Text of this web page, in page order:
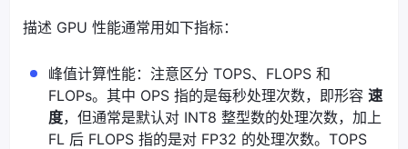
描述 GPU 性能通常用如下指标：
峰值计算性能：注意区分 TOPS、FLOPS 和
FLOPs。其中 OPS 指的是每秒处理次数，即形容 速
度，但通常是默认对 INT8 整型数的处理次数，加上
FL 后 FLOPS 指的是对 FP32 的处理次数。TOPS